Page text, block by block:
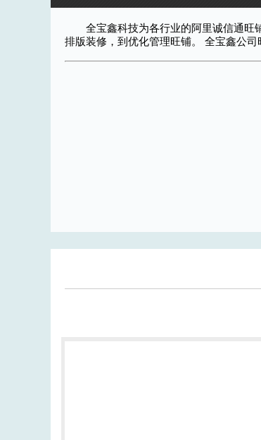
全宝鑫科技为各行业的阿里诚信通旺
排版装修，到优化管理旺铺。 全宝鑫公